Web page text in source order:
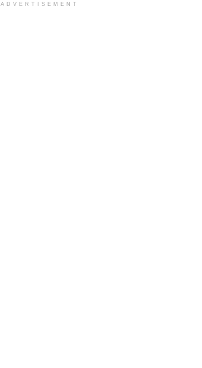
ADVERTISEMENT